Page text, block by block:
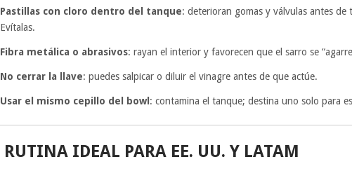
Pastillas con cloro dentro del tanque: deterioran gomas y válvulas antes de
Evítalas.
Fibra metálica o abrasivos: rayan el interior y favorecen que el sarro se
No cerrar la llave: puedes salpicar o diluir el vinagre antes de que actúe.
Usar el mismo cepillo del bowl: contamina el tanque; destina uno solo para
RUTINA IDEAL PARA EE. UU. Y LATAM